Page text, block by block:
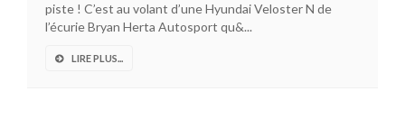
piste ! C’est au volant d’une Hyundai Veloster N de
l’écurie Bryan Herta Autosport qu&...
LIRE PLUS...